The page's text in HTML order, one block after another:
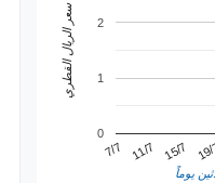
7/7 11/7 15/7
0
1
2
يوماً
سعر الريال القطري